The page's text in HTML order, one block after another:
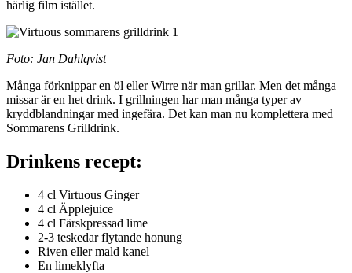
härlig film istället.
Foto: Jan Dahlqvist
Många förknippar en öl eller Wirre när man grillar. Men det många
missar är en het drink. I grillningen har man många typer av
kryddblandningar med ingefära. Det kan man nu komplettera med
Sommarens Grilldrink.
Drinkens recept:
4 cl Virtuous Ginger
4 cl Äpplejuice
4 cl Färskpressad lime
2-3 teskedar flytande honung
Riven eller mald kanel
En limeklyfta